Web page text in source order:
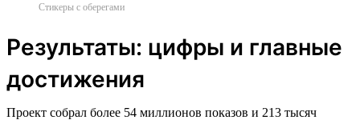
Стикеры с оберегами
Результаты: цифры и главные
достижения
Проект собрал более 54 миллионов показов и 213 тысяч